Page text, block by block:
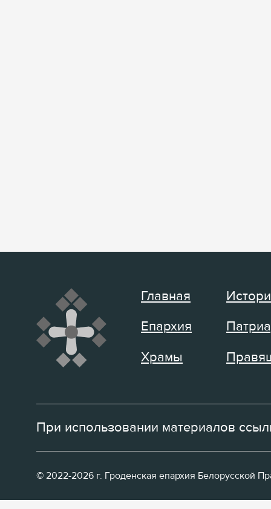
Главная
Епархия
Храмы
При использовании материалов
© 2022-2026 г. Гроденская епархия Белорусской